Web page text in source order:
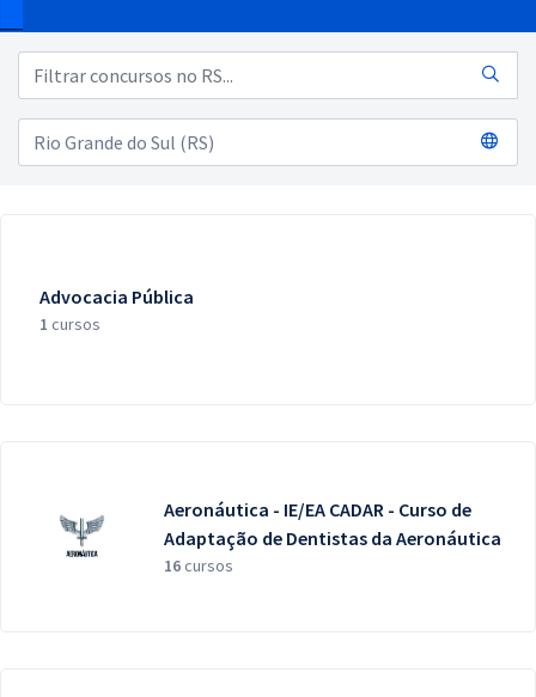
Graduação
OAB
Conteúdo gratuito
Advocacia Pública
1 cursos
Aeronáutica - IE/EA CADAR - Curso de
Adaptação de Dentistas da Aeronáutica
16cursos